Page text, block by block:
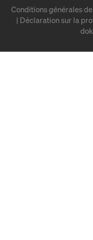
Conditions générales
Déclaration sur la